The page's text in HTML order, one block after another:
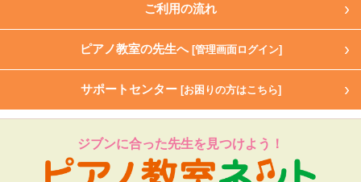
ご利用の流れ
ピアノ教室の先生へ [管理画面ログイン]
サポートセンター [お困りの方はこちら]
ジブンに合った先生を見つけよう！